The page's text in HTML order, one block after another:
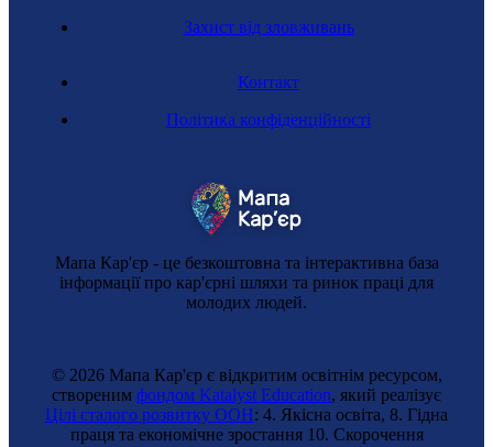
Мапа Кар'єр - це безкоштовна та інтерактивна база
інформації про кар'єрні шляхи та ринок праці для
молодих людей.
Контакт
Політика конфіденційності
Захист від зловживань
© 2026 Мапа Кар'єр є відкритим освітнім ресурсом,
створеним фондом Katalyst Education, який реалізує
Цілі сталого розвитку ООН: 4. Якісна освіта, 8. Гідна
праця та економічне зростання 10. Cкорочення